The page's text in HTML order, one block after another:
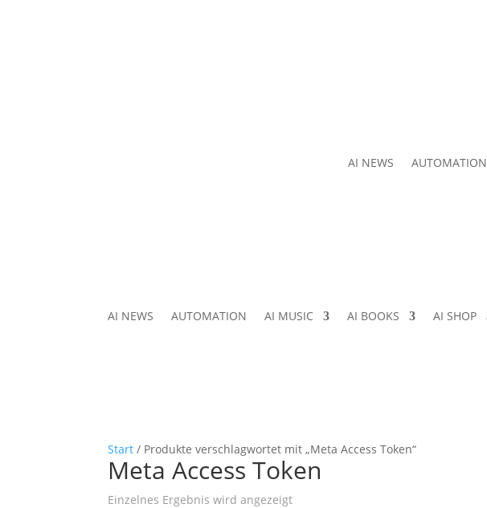
AI NEWS AUTOMATION
AI NEWS AUTOMATION AI MUSIC AI BOOKS AI SHOP
Start / Produkte verschlagwortet mit „Meta Access Token“
Meta Access Token
Einzelnes Ergebnis wird angezeigt